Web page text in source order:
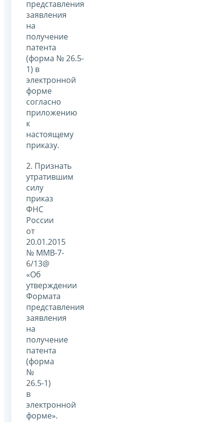
представления
заявления
на
получение
патента
(форма № 26.5-
1) в
электронной
форме
согласно
приложению
к
настоящему
приказу.
2. Признать
утратившим
силу
приказ
ФНС
России
от
20.01.2015
№ ММВ-7-
6/13@
«Об
утверждении
Формата
представления
заявления
на
получение
патента
(форма
№
26.5-1)
в
электронной
форме».